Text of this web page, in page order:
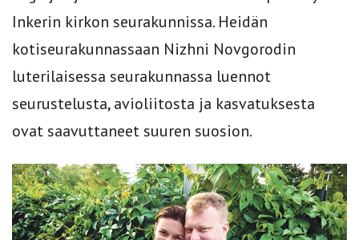
Inkerin kirkon seurakunnissa. Heidän
kotiseurakunnassaan Nizhni Novgorodin
luterilaisessa seurakunnassa luennot
seurustelusta, avioliitosta ja kasvatuksesta
ovat saavuttaneet suuren suosion.